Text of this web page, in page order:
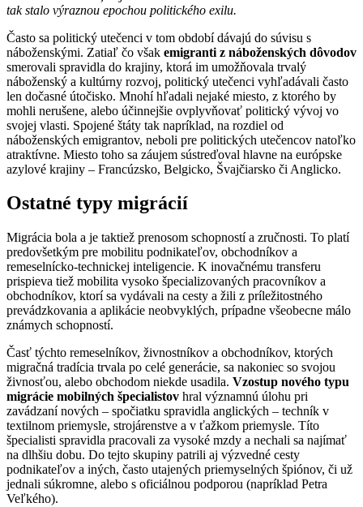
tak stalo výraznou epochou politického exilu.
Často sa politický utečenci v tom období dávajú do súvisu s
náboženskými. Zatiaľ čo však emigranti z náboženských dôvodov
smerovali spravidla do krajiny, ktorá im umožňovala trvalý
náboženský a kultúrny rozvoj, politický utečenci vyhľadávali často
len dočasné útočisko. Mnohí hľadali nejaké miesto, z ktorého by
mohli nerušene, alebo účinnejšie ovplyvňovať politický vývoj vo
svojej vlasti. Spojené štáty tak napríklad, na rozdiel od
náboženských emigrantov, neboli pre politických utečencov natoľko
atraktívne. Miesto toho sa záujem sústreďoval hlavne na európske
azylové krajiny – Francúzsko, Belgicko, Švajčiarsko či Anglicko.
Ostatné typy migrácií
Migrácia bola a je taktiež prenosom schopností a zručnosti. To platí
predovšetkým pre mobilitu podnikateľov, obchodníkov a
remeselnícko-technickej inteligencie. K inovačnému transferu
prispieva tiež mobilita vysoko špecializovaných pracovníkov a
obchodníkov, ktorí sa vydávali na cesty a žili z príležitostného
prevádzkovania a aplikácie neobvyklých, prípadne všeobecne málo
známych schopností.
Časť týchto remeselníkov, živnostníkov a obchodníkov, ktorých
migračná tradícia trvala po celé generácie, sa nakoniec so svojou
živnosťou, alebo obchodom niekde usadila. Vzostup nového typu
migrácie mobilných špecialistov hral významnú úlohu pri
zavádzaní nových – spočiatku spravidla anglických – techník v
textilnom priemysle, strojárenstve a v ťažkom priemysle. Títo
špecialisti spravidla pracovali za vysoké mzdy a nechali sa najímať
na dlhšiu dobu. Do tejto skupiny patrili aj výzvedné cesty
podnikateľov a iných, často utajených priemyselných špiónov, či už
jednali súkromne, alebo s oficiálnou podporou (napríklad Petra
Veľkého).